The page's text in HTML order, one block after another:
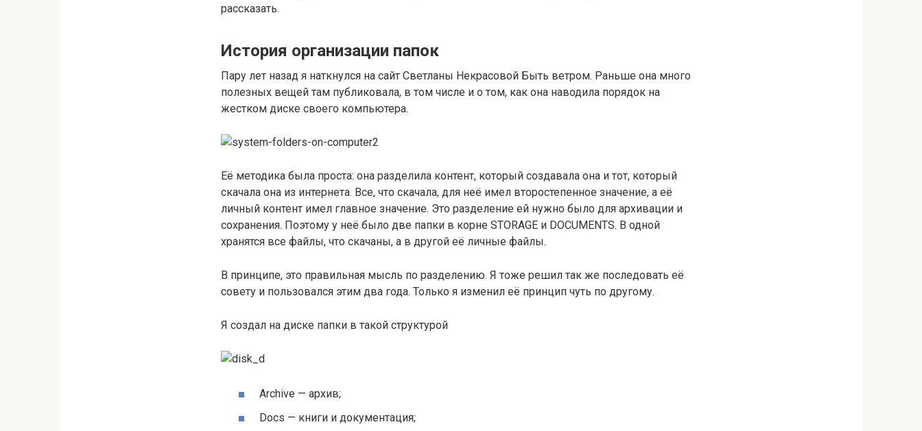
рассказать.
История организации папок
Пару лет назад я наткнулся на сайт Светланы Некрасовой Быть ветром. Раньше она много
полезных вещей там публиковала, в том числе и о том, как она наводила порядок на
жестком диске своего компьютера.
Её методика была проста: она разделила контент, который создавала она и тот, который
скачала она из интернета. Все, что скачала, для неё имел второстепенное значение, а её
личный контент имел главное значение. Это разделение ей нужно было для архивации и
сохранения. Поэтому у неё было две папки в корне STORAGE и DOCUMENTS. В одной
хранятся все файлы, что скачаны, а в другой её личные файлы.
В принципе, это правильная мысль по разделению. Я тоже решил так же последовать её
совету и пользовался этим два года. Только я изменил её принцип чуть по другому.
Я создал на диске папки в такой структурой
Archive — архив;
Docs — книги и документация;